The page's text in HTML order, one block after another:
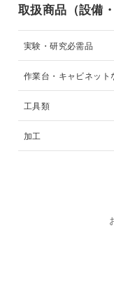
取扱商品（設備
実験・研究必需品
作業台・キャビネット
工具類
加工